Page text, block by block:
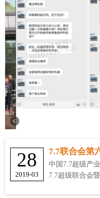
28
2019-03
7.7联合会第
中国7.7超级产
7.7超级联合会